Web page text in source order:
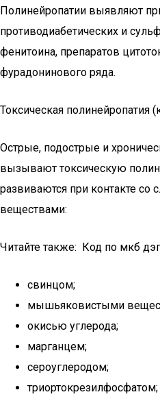
Полинейропатии выявляют
противодиабетических и
фенитоина, препаратов
фурадонинового ряда.
Токсическая полинейропатия
Острые, подострые и
вызывают токсическую
развиваются при контакте
веществами:
Читайте также: Код по мкб
свинцом;
мышьяковистыми
окисью углерода;
марганцем;
сероуглеродом;
триортокрезилфосфатом;